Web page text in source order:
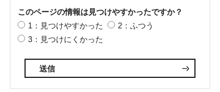
このページの情報は見つけやすかったですか？
1：見つけやすかった
2：ふつう
3：見つけにくかった